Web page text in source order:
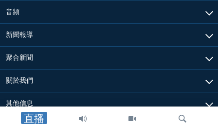
直播
音頻
新聞報導
聚合新聞
關於我們
其他信息